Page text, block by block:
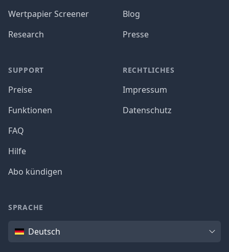
Wertpapier Screener
Research
SUPPORT
Preise
Funktionen
FAQ
Hilfe
Abo kündigen
Blog
Presse
RECHTLICHES
Impressum
Datenschutz
SPRACHE
SpracheDeutsch